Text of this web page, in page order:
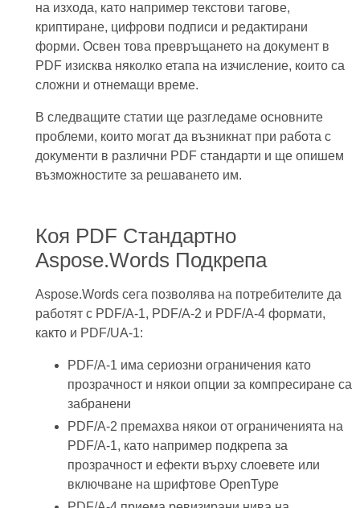
на изхода, като например текстови тагове,
криптиране, цифрови подписи и редактирани
форми. Освен това превръщането на документ в
PDF изисква няколко етапа на изчисление, които са
сложни и отнемащи време.
В следващите статии ще разгледаме основните
проблеми, които могат да възникнат при работа с
документи в различни PDF стандарти и ще опишем
възможностите за решаването им.
Коя PDF Стандартно
Aspose.Words Подкрепа
Aspose.Words сега позволява на потребителите да
работят с PDF/A-1, PDF/A-2 и PDF/A-4 формати,
както и PDF/UA-1:
PDF/A-1 има сериозни ограничения като
прозрачност и някои опции за компресиране са
забранени
PDF/A-2 премахва някои от ограниченията на
PDF/A-1, като например подкрепа за
прозрачност и ефекти върху слоевете или
включване на шрифтове OpenType